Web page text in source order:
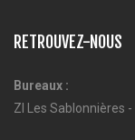
RETROUVEZ-NOUS
Bureaux :
ZI Les Sablonnières